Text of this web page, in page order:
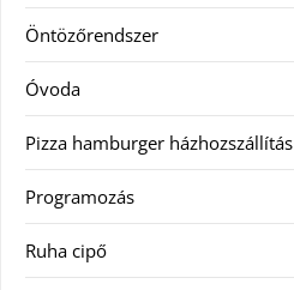
Öntözőrendszer
Óvoda
Pizza hamburger házhozszállítás
Programozás
Ruha cipő